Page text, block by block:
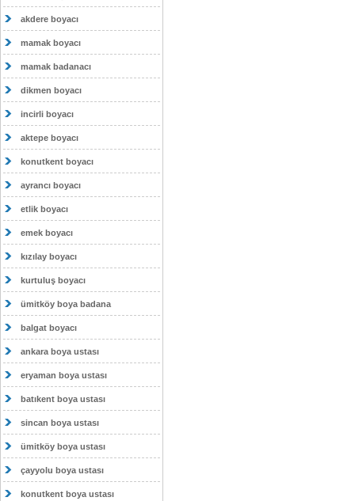
akdere boyacı
mamak boyacı
mamak badanacı
dikmen boyacı
incirli boyacı
aktepe boyacı
konutkent boyacı
ayrancı boyacı
etlik boyacı
emek boyacı
kızılay boyacı
kurtuluş boyacı
ümitköy boya badana
balgat boyacı
ankara boya ustası
eryaman boya ustası
batıkent boya ustası
sincan boya ustası
ümitköy boya ustası
çayyolu boya ustası
konutkent boya ustası